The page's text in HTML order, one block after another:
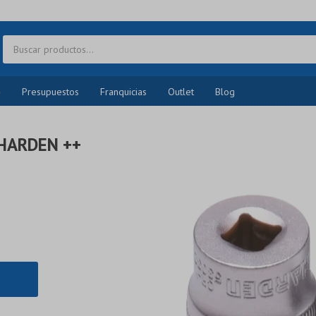
Presupuestos Franquicias Outlet Blog
++